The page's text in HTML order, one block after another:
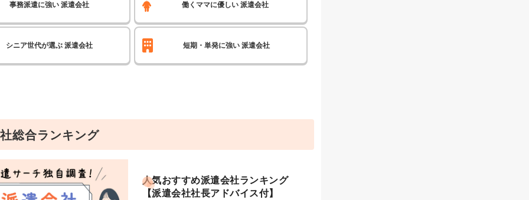
事務派遣に強い派遣会社 働くママに優しい派遣会社
シニア世代が選ぶ派遣会社 短期・単発に強い派遣会社
総合ランキング
人気おすすめ派遣会社ランキング
【派遣会社社長アドバイス付】